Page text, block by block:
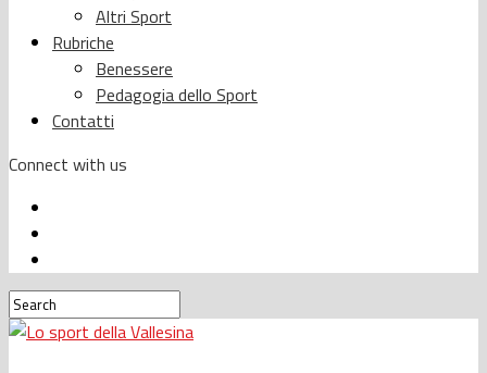
Altri Sport
Rubriche
Benessere
Pedagogia dello Sport
Contatti
Connect with us